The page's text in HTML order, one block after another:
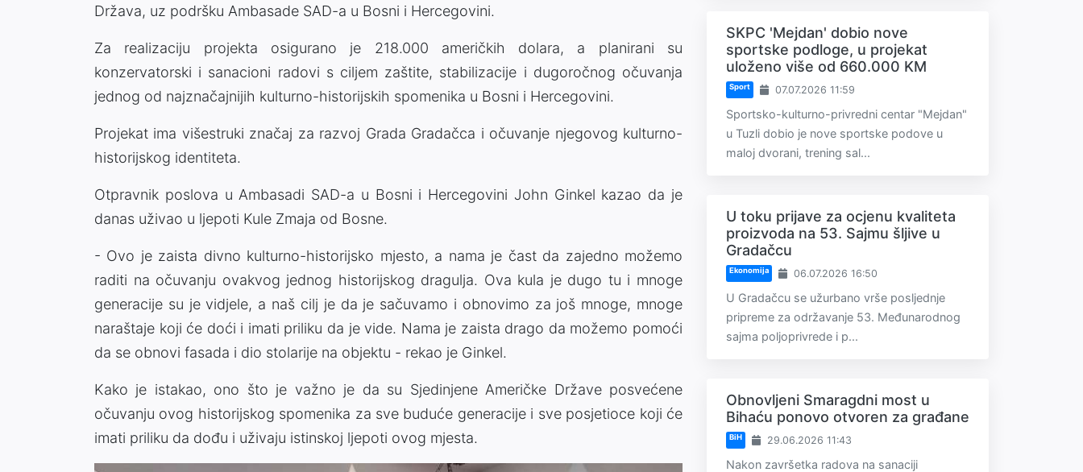
Država, uz podršku Ambasade SAD-a u Bosni i Hercegovini.
Za realizaciju projekta osigurano je 218.000 američkih dolara, a planirani su
konzervatorski i sanacioni radovi s ciljem zaštite, stabilizacije i dugoročnog očuvanja
jednog od najznačajnijih kulturno-historijskih spomenika u Bosni i Hercegovini.
Projekat ima višestruki značaj za razvoj Grada Gradačca i očuvanje njegovog kulturno-
historijskog identiteta.
Otpravnik poslova u Ambasadi SAD-a u Bosni i Hercegovini John Ginkel kazao da je
danas uživao u ljepoti Kule Zmaja od Bosne.
- Ovo je zaista divno kulturno-historijsko mjesto, a nama je čast da zajedno možemo
raditi na očuvanju ovakvog jednog historijskog dragulja. Ova kula je dugo tu i mnoge
generacije su je vidjele, a naš cilj je da je sačuvamo i obnovimo za još mnoge, mnoge
naraštaje koji će doći i imati priliku da je vide. Nama je zaista drago da možemo pomoći
da se obnovi fasada i dio stolarije na objektu - rekao je Ginkel.
Kako je istakao, ono što je važno je da su Sjedinjene Američke Države posvećene
očuvanju ovog historijskog spomenika za sve buduće generacije i sve posjetioce koji će
imati priliku da dođu i uživaju istinskoj ljepoti ovog mjesta.
SKPC 'Mejdan' dobio nove
sportske podloge, u projekat
uloženo više od 660.000 KM
Sport 07.07.2026 11:59
Sportsko-kulturno-privredni centar "Mejdan"
u Tuzli dobio je nove sportske podove u
maloj dvorani, trening sal...
U toku prijave za ocjenu kvaliteta
proizvoda na 53. Sajmu šljive u
Gradačcu
Ekonomija 06.07.2026 16:50
U Gradačcu se užurbano vrše posljednje
pripreme za održavanje 53. Međunarodnog
sajma poljoprivrede i p...
Obnovljeni Smaragdni most u
Bihaću ponovo otvoren za građane
BiH 29.06.2026 11:43
Nakon završetka radova na sanaciji